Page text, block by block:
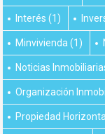
Interés (1)
Minvivienda (1)
Noticias
Organización
Propiedad Horizontal